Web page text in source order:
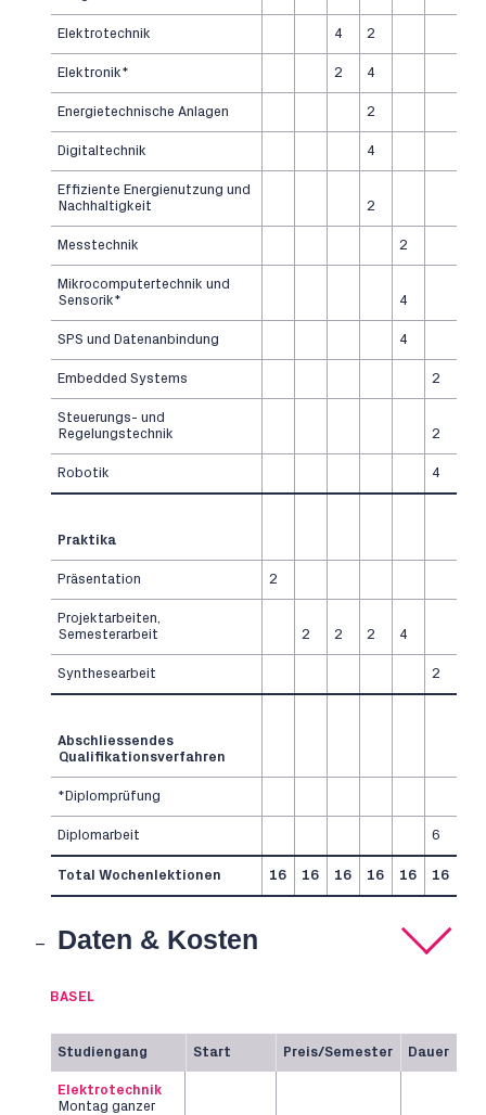
Elektrotechnik 4 2
Elektronik* 2 4
Energietechnische Anlagen 2
Digitaltechnik 4
Effiziente Energienutzung und
Nachhaltigkeit
2
Messtechnik 2
Mikrocomputertechnik und
Sensorik*
4
SPS und Datenanbindung 4
Embedded Systems 2
Steuerungs- und
Regelungstechnik
2
Robotik 4
Praktika
Präsentation 2
Projektarbeiten,
Semesterarbeit
2 2 2 4
Synthesearbeit 2
Abschliessendes
Qualifikationsverfahren
*Diplomprüfung
Diplomarbeit 6
Total Wochenlektionen 16 16 16 16 16 16
Daten & Kosten
BASEL
Studiengang Start Preis/Semester Dauer
Elektrotechnik
Montag ganzer